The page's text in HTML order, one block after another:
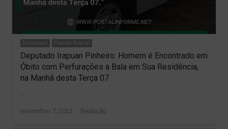
Destaques Plantão Policial
Deputado Irapuan Pinheiro: Homem é Encontrado em
Óbito com Perfurações a Bala em Sua Residência,
na Manhã desta Terça 07
…
novembro 7, 2023 Author
Redação